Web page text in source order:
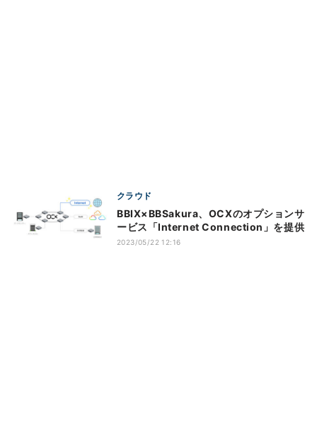
クラウド
BBIX×BBSakura、OCXのオプションサ
ービス「Internet Connection」を提供
2023/05/22 12:16